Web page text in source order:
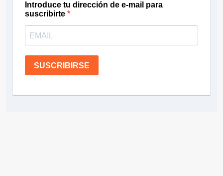
Introduce tu dirección de e-mail para
suscribirte
SUSCRIBIRSE